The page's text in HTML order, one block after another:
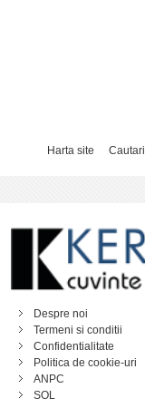
Harta site Cautari
Despre noi
Termeni si conditii
Confidentialitate
Politica de cookie-uri
ANPC
SOL